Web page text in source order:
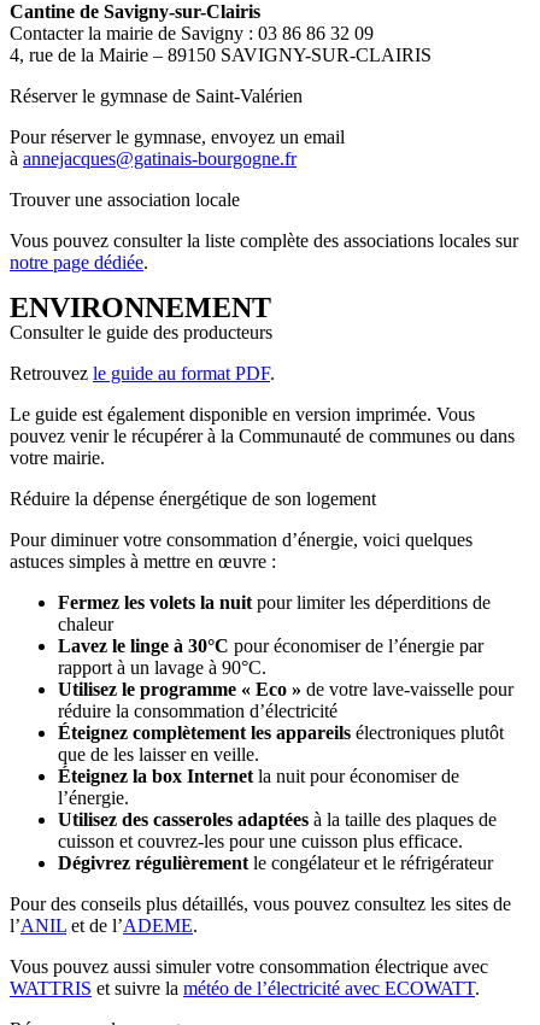
Cantine de Savigny-sur-Clairis
Contacter la mairie de Savigny : 03 86 86 32 09
4, rue de la Mairie – 89150 SAVIGNY-SUR-CLAIRIS
Réserver le gymnase de Saint-Valérien
Pour réserver le gymnase, envoyez un email
à annejacques@gatinais-bourgogne.fr
Trouver une association locale
Vous pouvez consulter la liste complète des associations locales sur
notre page dédiée.
ENVIRONNEMENT
Consulter le guide des producteurs
Retrouvez le guide au format PDF.
Le guide est également disponible en version imprimée. Vous
pouvez venir le récupérer à la Communauté de communes ou dans
votre mairie.
Réduire la dépense énergétique de son logement
Pour diminuer votre consommation d’énergie, voici quelques
astuces simples à mettre en œuvre :
Fermez les volets la nuit pour limiter les déperditions de
chaleur
Lavez le linge à 30°C pour économiser de l’énergie par
rapport à un lavage à 90°C.
Utilisez le programme « Eco » de votre lave-vaisselle pour
réduire la consommation d’électricité
Éteignez complètement les appareils électroniques plutôt
que de les laisser en veille.
Éteignez la box Internet la nuit pour économiser de
l’énergie.
Utilisez des casseroles adaptées à la taille des plaques de
cuisson et couvrez-les pour une cuisson plus efficace.
Dégivrez régulièrement le congélateur et le réfrigérateur
Pour des conseils plus détaillés, vous pouvez consultez les sites de
l’ANIL et de l’ADEME.
Vous pouvez aussi simuler votre consommation électrique avec
WATTRIS et suivre la météo de l’électricité avec ECOWATT.